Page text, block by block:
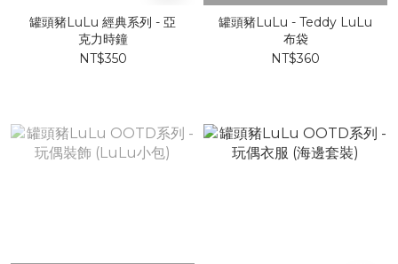
罐頭豬LuLu 經典系列 - 亞
克力時鐘
NT$350
罐頭豬LuLu - Teddy LuLu
布袋
NT$360